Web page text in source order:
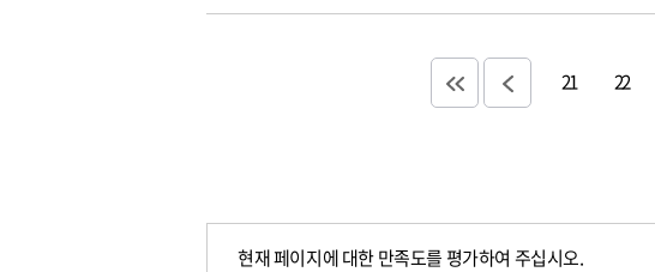
21 22
현재 페이지에 대한 만족도를 평가하여 주십시오.